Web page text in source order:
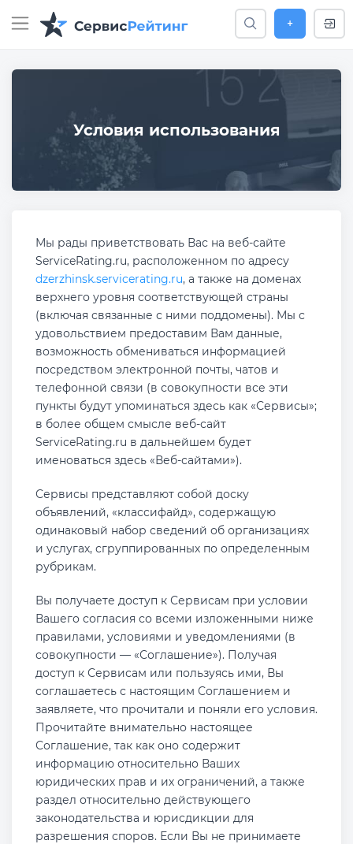
+
Условия использования
Мы рады приветствовать Вас на веб-сайте
ServiceRating.ru, расположенном по адресу
dzerzhinsk.servicerating.ru, а также на доменах
верхнего уровня соответствующей страны
(включая связанные с ними поддомены). Мы с
удовольствием предоставим Вам данные,
возможность обмениваться информацией
посредством электронной почты, чатов и
телефонной связи (в совокупности все эти
пункты будут упоминаться здесь как «Сервисы»;
в более общем смысле веб-сайт
ServiceRating.ru в дальнейшем будет
именоваться здесь «Веб-сайтами»).
Сервисы представляют собой доску
объявлений, «классифайд», содержащую
одинаковый набор сведений об организациях
и услугах, сгруппированных по определенным
рубрикам.
Вы получаете доступ к Сервисам при условии
Вашего согласия со всеми изложенными ниже
правилами, условиями и уведомлениями (в
совокупности — «Соглашение»). Получая
доступ к Сервисам или пользуясь ими, Вы
соглашаетесь с настоящим Соглашением и
заявляете, что прочитали и поняли его условия.
Прочитайте внимательно настоящее
Соглашение, так как оно содержит
информацию относительно Ваших
юридических прав и их ограничений, а также
раздел относительно действующего
законодательства и юрисдикции для
разрешения споров. Если Вы не принимаете